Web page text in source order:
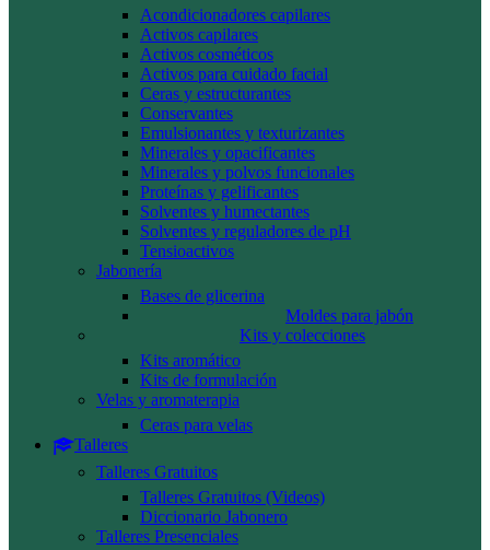
Acondicionadores capilares
Activos capilares
Activos cosméticos
Activos para cuidado facial
Ceras y estructurantes
Conservantes
Emulsionantes y texturizantes
Minerales y opacificantes
Minerales y polvos funcionales
Proteínas y gelificantes
Solventes y humectantes
Solventes y reguladores de pH
Tensioactivos
Jabonería
Bases de glicerina
Moldes para jabón
Kits y colecciones
Kits aromático
Kits de formulación
Velas y aromaterapia
Ceras para velas
Talleres
Talleres Gratuitos
Talleres Gratuitos (Videos)
Diccionario Jabonero
Talleres Presenciales